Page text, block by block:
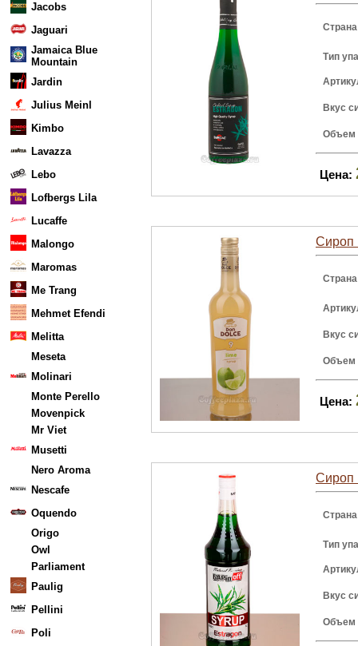
Jacobs
Jaguari
Jamaica Blue
Mountain
Jardin
Julius Meinl
Kimbo
Lavazza
Lebo
Lofbergs Lila
Lucaffe
Malongo
Maromas
Me Trang
Mehmet Efendi
Melitta
Meseta
Molinari
Monte Perello
Movenpick
Mr Viet
Musetti
Nero Aroma
Nescafe
Oquendo
Origo
Owl
Parliament
Paulig
Pellini
Poli
Тип
Вкус
Объем
Цена:
Сироп
Вкус
Объем
Цена:
Сироп
Тип
Вкус
Объем